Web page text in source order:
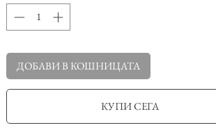
ДОБАВИ В КОШНИЦАТА
КУПИ СЕГА